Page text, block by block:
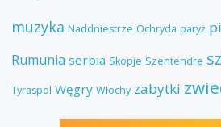
muzyka Naddniestrze Ochryda paryż
Rumunia serbia Skopje Szentendre
Tyraspol Węgry Włochy zabytki